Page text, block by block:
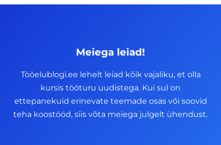
Meiega leiad!
Tööelublogi.ee lehelt leiad kõik vajaliku, et olla
kursis tööturu uudistega. Kui sul on
ettepanekuid erinevate teemade osas või soovid
teha koostööd, siis võta meiega julgelt ühendust.